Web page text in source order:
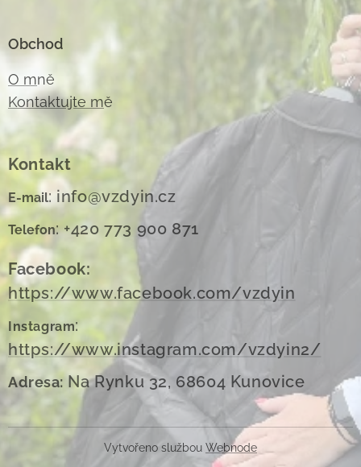
Obchod
O mně
Kontaktujte mě
Kontakt
E-mail: info@vzdyin.cz
Telefon: +420 773 900 871
Facebook:
https://www.facebook.com/vzdyin
Instagram:
https://www.instagram.com/vzdyin2/
Adresa: Na Rynku 32, 68604 Kunovice
Vytvořeno službou Webnode